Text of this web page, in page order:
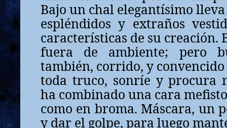
Bajo un chal elegantísimo
espléndidos y extraños
características de su creación.
fuera de ambiente; pero
también, corrido, y convencido
toda truco, sonríe y procura
ha combinado una cara
como en broma. Máscara, un
y dar el golpe, para luego